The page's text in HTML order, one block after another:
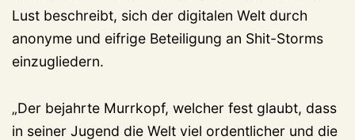
Lust beschreibt, sich der digitalen Welt durch
anonyme und eifrige Beteiligung an Shit-Storms
einzugliedern.
„Der bejahrte Murrkopf, welcher fest glaubt, dass
in seiner Jugend die Welt viel ordentlicher und die